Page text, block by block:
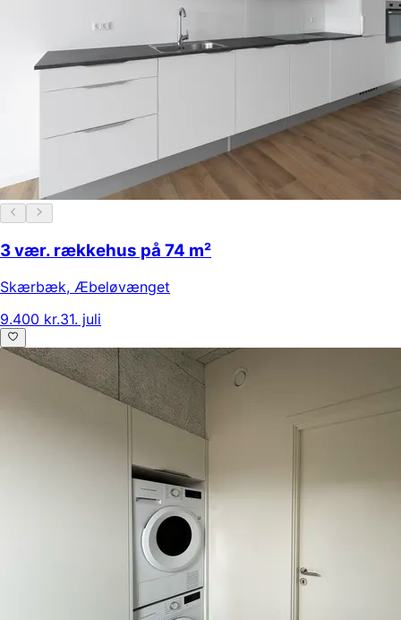
3 vær. rækkehus på 74 m²
Skærbæk, Æbeløvænget
9.400 kr.31. juli